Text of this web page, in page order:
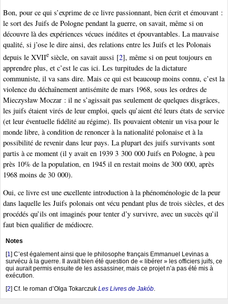
Bon, pour ce qui s’exprime de ce livre passionnant, bien écrit et émouvant :
le sort des Juifs de Pologne pendant la guerre, on savait, même si on
découvre là des expériences vécues inédites et épouvantables. La mauvaise
qualité, si j’ose le dire ainsi, des relations entre les Juifs et les Polonais
depuis le XVIIe siècle, on savait aussi [2], même si on peut toujours en
apprendre plus, et c’est le cas ici. Les turpitudes de la dictature
communiste, il va sans dire. Mais ce qui est beaucoup moins connu, c’est la
violence du déchaînement antisémite de mars 1968, sous les ordres de
Mieczysław Moczar : il ne s’agissait pas seulement de quelques disgrâces,
les juifs étaient virés de leur emploi, quels qu’aient été leurs états de service
(et leur éventuelle fidélité au régime). Ils pouvaient obtenir un visa pour le
monde libre, à condition de renoncer à la nationalité polonaise et à la
possibilité de revenir dans leur pays. La plupart des juifs survivants sont
partis à ce moment (il y avait en 1939 3 300 000 Juifs en Pologne, à peu
près 10% de la population, en 1945 il en restait moins de 300 000, après
1968 moins de 30 000).
Oui, ce livre est une excellente introduction à la phénoménologie de la peur
dans laquelle les Juifs polonais ont vécu pendant plus de trois siècles, et des
procédés qu’ils ont imaginés pour tenter d’y survivre, avec un succès qu’il
faut bien qualifier de médiocre.
Notes
[1 ] C’est également ainsi que le philosophe français Emmanuel Levinas a
survécu à la guerre. Il avait bien été question de « libérer » les officiers juifs, ce
qui aurait permis ensuite de les assassiner, mais ce projet n’a pas été mis à
exécution.
[2] Cf. le roman d’Olga Tokarczuk Les Livres de Jakób